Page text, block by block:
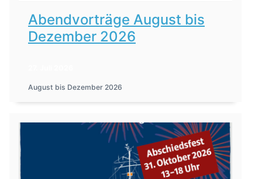
Abendvorträge August bis
Dezember 2026
August bis Dezember 2026